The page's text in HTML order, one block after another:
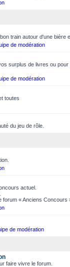
train autour d'une bière
de modération
surplus de livres ou
de modération
toutes
du jeu de rôle.
actuel.
forum « Anciens Concours
de modération
faire vivre le forum.